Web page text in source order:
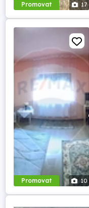
Promovat 17
Promovat 10